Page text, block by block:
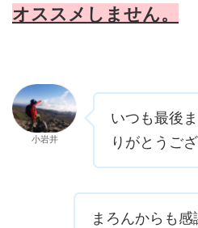
オススメしません。
小岩井
いつも最後
りがとうご
まろんからも感